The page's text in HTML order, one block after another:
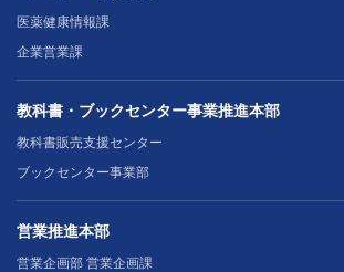
医薬健康情報課
企業営業課
教科書・ブックセンター事業推進本部
教科書販売支援センター
ブックセンター事業部
営業推進本部
営業企画部 営業企画課